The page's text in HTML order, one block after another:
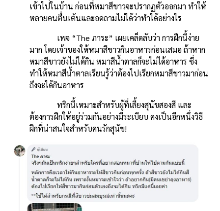
เข้าไปในบ้าน ก่อนที่หมาสีขาวจะปรากฏตัวออกมา ทำให้
หลายคนตื่นเต้นและอดถามไม่ได้ว่าทำได้อย่างไร
เพจ “The ภาระ” เผยเคล็ดลับว่า การฝึกนี้ง่าย
มาก โดยเจ้าของให้หมาสีขาวกินอาหารก่อนเสมอ ถ้าหาก
หมาสีขาวยังไม่ได้กิน หมาสีน้ำตาลก็จะไม่ได้อาหาร ซึ่ง
ทำให้หมาสีน้ำตาลเรียนรู้ว่าต้องไปเรียกหมาสีขาวมาก่อน
ถึงจะได้กินอาหาร
ทริกนี้เหมาะสำหรับผู้ที่เลี้ยงสุนัขสองสี และ
ต้องการฝึกให้อยู่ร่วมกันอย่างมีระเบียบ คงเป็นอีกหนึ่งวิธี
ฝึกที่น่าสนใจสำหรับคนรักสุนัข!